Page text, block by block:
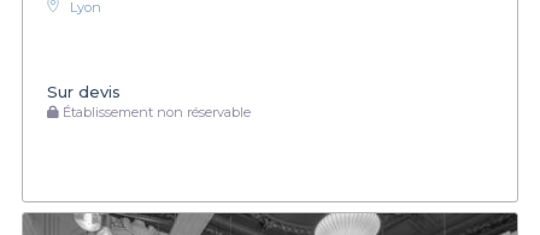
Lyon
Sur devis
Établissement non réservable